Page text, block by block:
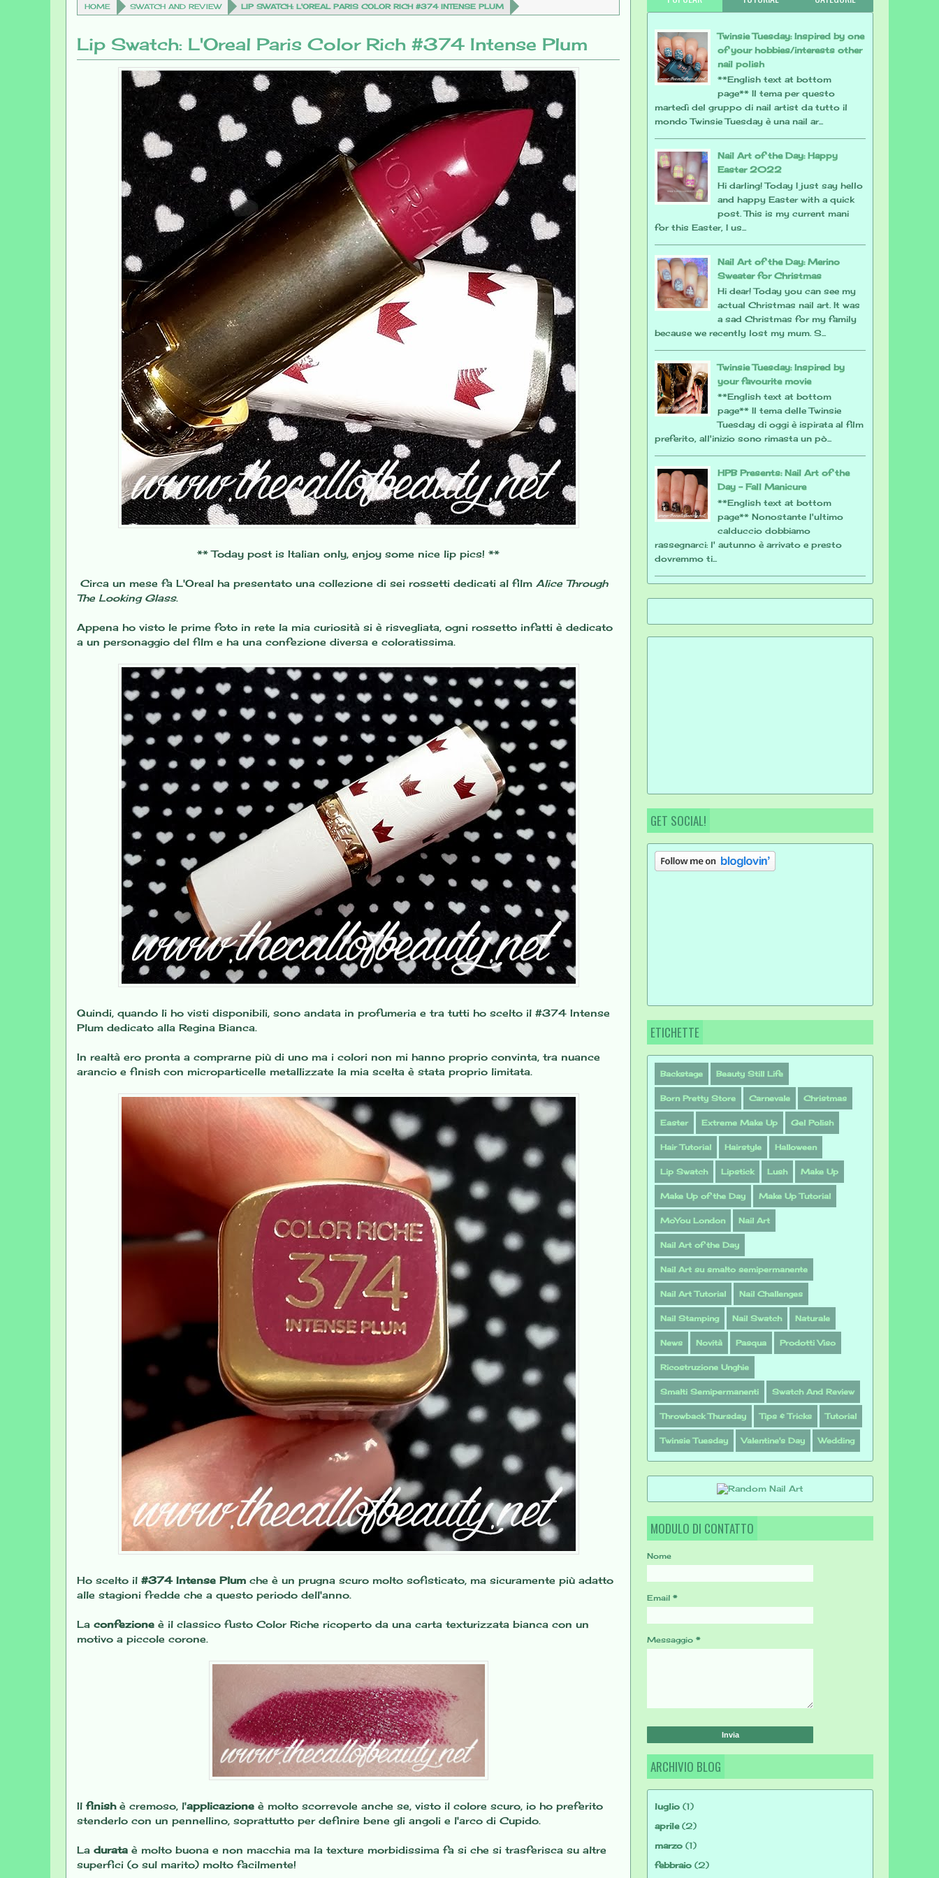
HOME SWATCH AND REVIEW LIP SWATCH: L'OREAL PARIS COLOR RICH #374 INTENSE PLUM
Lip Swatch: L'Oreal Paris Color Rich #374 Intense Plum
** Today post is Italian only, enjoy some nice lip pics! **
Circa un mese fa L'Oreal ha presentato una collezione di sei rossetti dedicati al film Alice Through
The Looking Glass.
Appena ho visto le prime foto in rete la mia curiosità si è risvegliata, ogni rossetto infatti è dedicato
a un personaggio del film e ha una confezione diversa e coloratissima.
Quindi, quando li ho visti disponibili, sono andata in profumeria e tra tutti ho scelto il #374 Intense
Plum dedicato alla Regina Bianca.
In realtà ero pronta a comprarne più di uno ma i colori non mi hanno proprio convinta, tra nuance
arancio e finish con microparticelle metallizzate la mia scelta è stata proprio limitata.
Ho scelto il #374 Intense Plum che è un prugna scuro molto sofisticato, ma sicuramente più adatto
alle stagioni fredde che a questo periodo dell'anno.
La confezione è il classico fusto Color Riche ricoperto da una carta texturizzata bianca con un
motivo a piccole corone.
Il finish è cremoso, l'applicazione è molto scorrevole anche se, visto il colore scuro, io ho preferito
stenderlo con un pennellino, soprattutto per definire bene gli angoli e l'arco di Cupido.
La durata è molto buona e non macchia ma la texture morbidissima fa si che si trasferisca su altre
superfici (o sul marito) molto facilmente!
Twinsie Tuesday: Inspired by one
of your hobbies/interests other
nail polish
**English text at bottom
page** Il tema per questo
martedì del gruppo di nail artist da tutto il
mondo Twinsie Tuesday è una nail ar...
Nail Art of the Day: Happy
Easter 2022
Hi darling! Today I just say hello
and happy Easter with a quick
post. This is my current mani
for this Easter, I us...
Nail Art of the Day: Merino
Sweater for Christmas
Hi dear! Today you can see my
actual Christmas nail art. It was
a sad Christmas for my family
because we recently lost my mum. S...
Twinsie Tuesday: Inspired by
your favourite movie
**English text at bottom
page** Il tema delle Twinsie
Tuesday di oggi è ispirata al film
preferito, all'inizio sono rimasta un pò...
HPB Presents: Nail Art of the
Day - Fall Manicure
**English text at bottom
page** Nonostante l'ultimo
calduccio dobbiamo
rassegnarci: l' autunno è arrivato e presto
dovremmo ti...
GET SOCIAL!
ETICHETTE
Backstage Beauty Still Life
Born Pretty Store Carnevale Christmas
Easter Extreme Make Up Gel Polish
Hair Tutorial Hairstyle Halloween
Lip Swatch Lipstick Lush Make Up
Make Up of the Day Make Up Tutorial
MoYou London Nail Art
Nail Art of the Day
Nail Art su smalto semipermanente
Nail Art Tutorial Nail Challenges
Nail Stamping Nail Swatch Naturale
News Novità Pasqua Prodotti Viso
Ricostruzione Unghie
Smalti Semipermanenti Swatch And Review
Throwback Thursday Tips & Tricks Tutorial
Twinsie Tuesday Valentine's Day Wedding
MODULO DI CONTATTO
Nome
Email*
Messaggio*
ARCHIVIO BLOG
luglio (1)
aprile(2)
marzo (1)
febbraio (2)